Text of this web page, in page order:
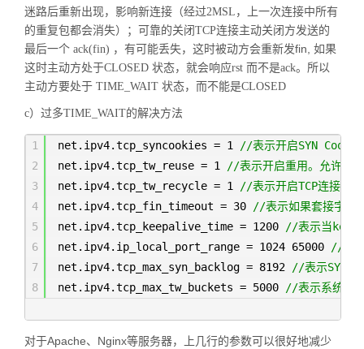
迷路后重新出现，影响新连接（经过2MSL ，上一次连接中所有
的重复包都会消失）； 可靠的关闭TCP连接主动关闭方发送的
最后一个 ack(fin) ，有可能丢失，这时被动方会重新发fin, 如果
这时主动方处于CLOSED 状态，就会响应rst 而不是ack。所以
主动方要处于 TIME_WAIT 状态，而不能是CLOSED
c）过多TIME_WAIT的解决方法
1
2
3
4
5
6
7
8
net.ipv4.tcp_syncookies = 1
//表示开启SYN
net.ipv4.tcp_tw_reuse = 1
//表示开启重用。允许将
net.ipv4.tcp_tw_recycle = 1
//表示开启TCP连接中
net.ipv4.tcp_fin_timeout = 30
//表示如果套接字由
net.ipv4.tcp_keepalive_time = 1200
//表示当
net.ipv4.ip_local_port_range = 1024 65000
//表
net.ipv4.tcp_max_syn_backlog = 8192
//表示SYN队
net.ipv4.tcp_max_tw_buckets = 5000
//表示系统同
对于Apache、Nginx等服务器，上几行的参数可以很好地减少